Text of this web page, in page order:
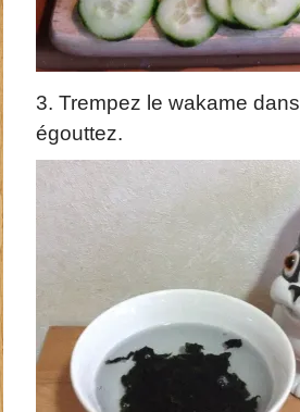
3. Trempez le wakame
égouttez.